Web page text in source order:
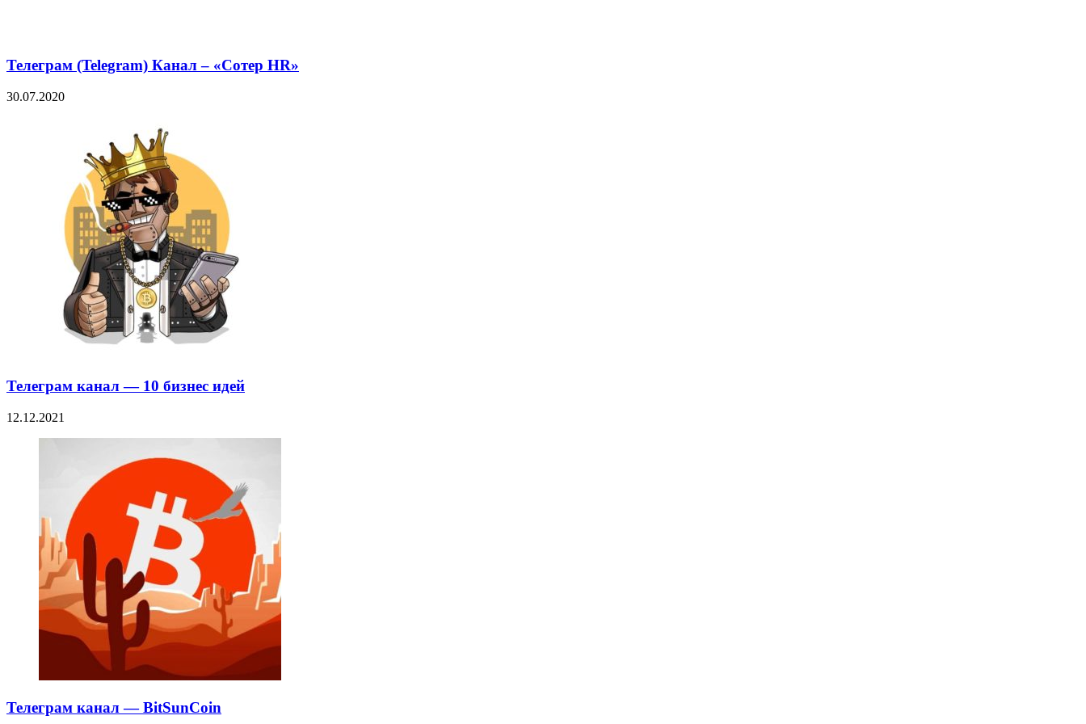
Телеграм (Telegram) Канал – «Сотер HR»
30.07.2020
Телеграм канал — 10 бизнес идей
12.12.2021
Телеграм канал — BitSunCoin